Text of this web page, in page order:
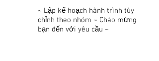
~ Lập kế hoạch hành trình tùy
chỉnh theo nhóm ~ Chào mừng
bạn đến với yêu cầu ~